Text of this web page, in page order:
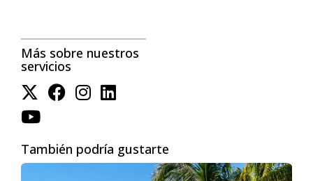
préstamo y asegúrate de que se ajuste a tus
objetivos y capacidad de pago.
Requisitos y condiciones:
comprender los requisitos de cada opción y
de cierre, que pueden incluir honorarios
legales, tasaciones y seguros.
Más sobre nuestros
servicios
También podría gustarte